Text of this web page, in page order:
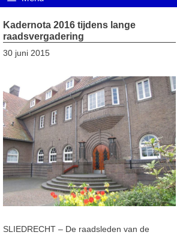
Kadernota 2016 tijdens lange
raadsvergadering
30 juni 2015
SLIEDRECHT – De raadsleden van de